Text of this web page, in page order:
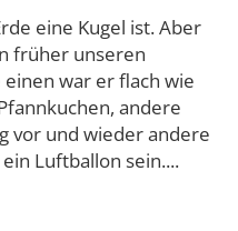
eine Kugel ist. Aber
früher unseren
war er flach wie
andere
vor und wieder andere
Luftballon sein....